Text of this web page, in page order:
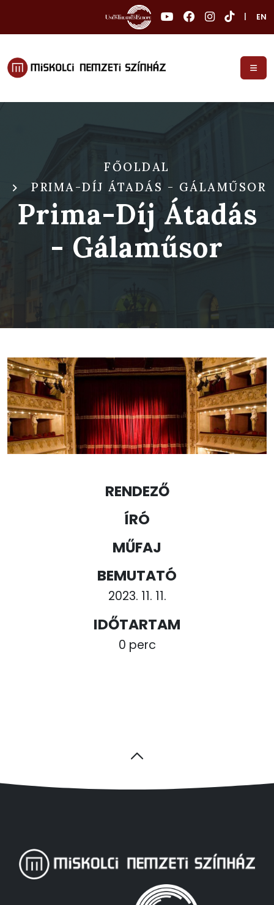
EN
FŐOLDAL
PRIMA-DÍJ ÁTADÁS - GÁLAMŰSOR
Prima-Díj Átadás
- Gálaműsor
RENDEZŐ
ÍRÓ
MŰFAJ
BEMUTATÓ
2023. 11. 11.
IDŐTARTAM
0 perc